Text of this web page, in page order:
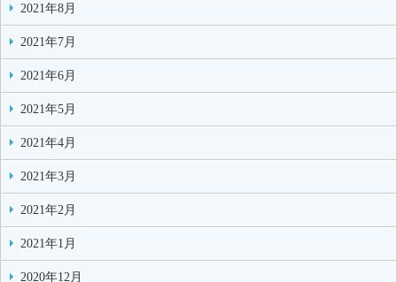
2021年8月
2021年7月
2021年6月
2021年5月
2021年4月
2021年3月
2021年2月
2021年1月
2020年12月